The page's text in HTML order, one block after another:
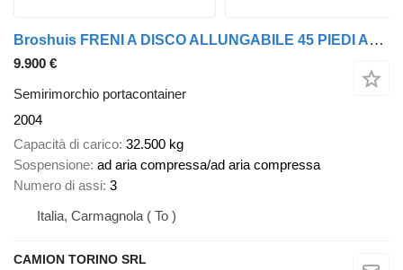
Broshuis FRENI A DISCO ALLUNGABILE 45 PIEDI ADR
9.900 €
Semirimorchio portacontainer
2004
Capacità di carico 32.500 kg
Sospensione ad aria compressa/ad aria compressa
Numero di assi 3
Italia, Carmagnola ( To )
CAMION TORINO SRL